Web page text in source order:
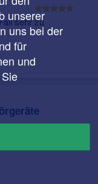
sehr zu
unserer
uns bei der
für
und